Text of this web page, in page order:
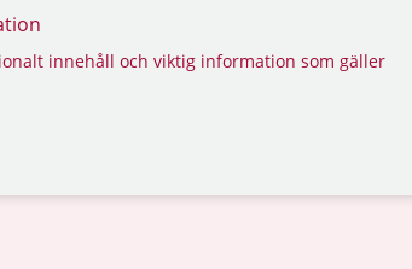
innehåll och viktig information som gäller